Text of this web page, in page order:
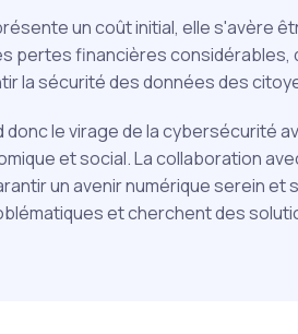
un coût initial, elle s'avère
pertes financières considérables,
la sécurité des données des
le virage de la cybersécurité
et social. La collaboration
un avenir numérique serein et
et cherchent des